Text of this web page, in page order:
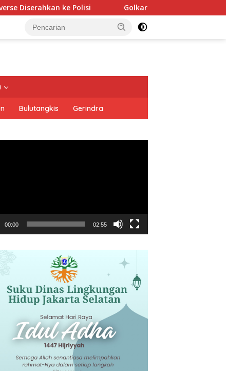
Polisi Golkar Resmi Dukung Prabowo Subianto di
Bulutangkis Gerindra
00:00 02:55